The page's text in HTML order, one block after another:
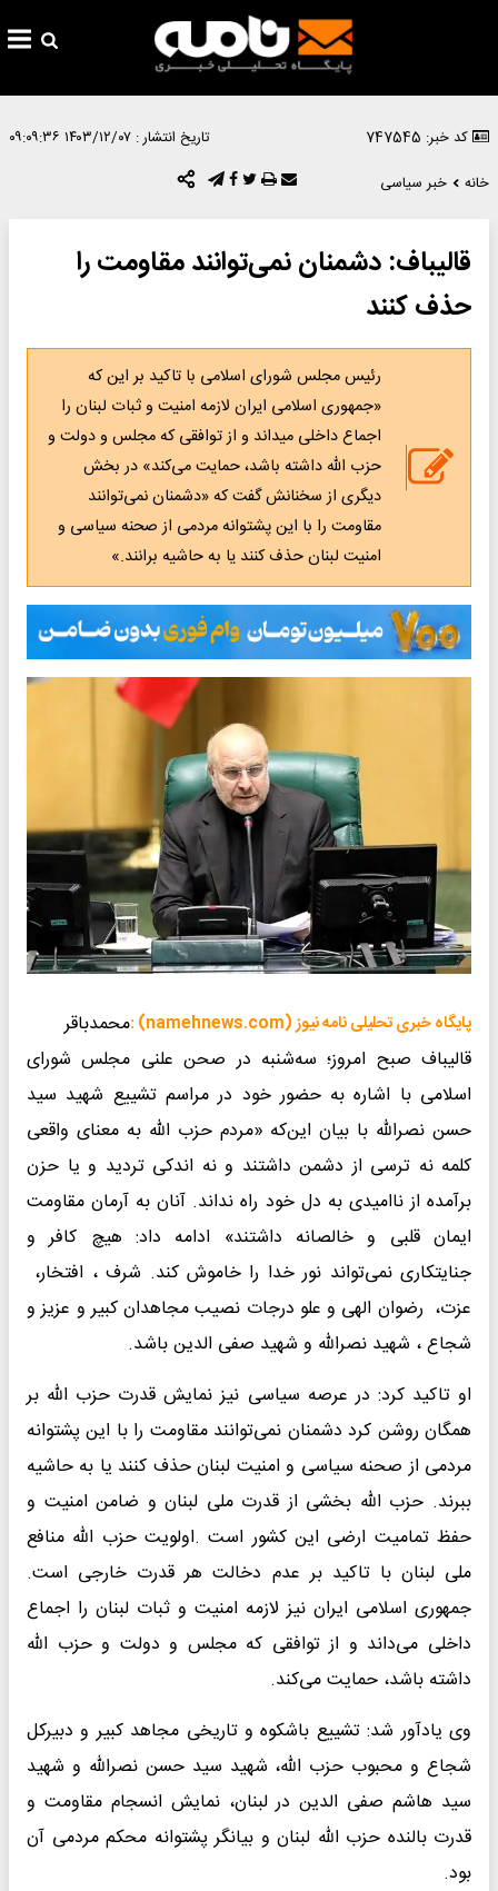
کد خبر: 747545 تاریخ انتشار : ۱۴۰۳/۱۲/۰۷ ۰۹:۰۹:۳۶
خانه
خبر سیاسی
قالیباف: دشمنان نمی‌توانند مقاومت را
حذف کنند
رئیس مجلس شورای اسلامی با تاکید بر این که
«جمهوری اسلامی ایران لازمه امنیت و ثبات لبنان را
اجماع داخلی میداند و از توافقی که مجلس و دولت و
حزب الله داشته باشد، حمایت می‌کند» در بخش
دیگری از سخنانش گفت که «دشمنان نمی‌توانند
مقاومت را با این پشتوانه مردمی از صحنه سیاسی و
امنیت لبنان حذف کنند یا به حاشیه برانند.»
پایگاه خبری تحلیلی نامه نیوز (namehnews.com) :
محمدباقر
قالیباف صبح امروز؛ سه‌شنبه در صحن علنی مجلس شورای
اسلامی با اشاره به حضور خود در مراسم تشییع شهید سید
حسن نصرالله با بیان این‌که «مردم حزب الله به معنای واقعی
کلمه نه ترسی از دشمن داشتند و نه اندکی تردید و یا حزن
برآمده از ناامیدی به دل خود راه نداند. آنان به آرمان مقاومت
ایمان قلبی و خالصانه داشتند» ادامه داد: هیچ کافر و
جنایتکاری نمی‌تواند نور خدا را خاموش کند. شرف ، افتخار،
عزت، رضوان الهی و علو درجات نصیب مجاهدان کبیر و عزیز و
شجاع ، شهید نصرالله و شهید صفی الدین باشد.
او تاکید کرد: در عرصه سیاسی نیز نمایش قدرت حزب الله بر
همگان روشن کرد دشمنان نمی‌توانند مقاومت را با این پشتوانه
مردمی از صحنه سیاسی و امنیت لبنان حذف کنند یا به حاشیه
ببرند. حزب الله بخشی از قدرت ملی لبنان و ضامن امنیت و
حفظ تمامیت ارضی این کشور است .اولویت حزب الله منافع
ملی لبنان با تاکید بر عدم دخالت هر قدرت خارجی است.
جمهوری اسلامی ایران نیز لازمه امنیت و ثبات لبنان را اجماع
داخلی می‌داند و از توافقی که مجلس و دولت و حزب الله
داشته باشد، حمایت می‌کند.
وی یادآور شد: تشییع باشکوه و تاریخی مجاهد کبیر و دبیرکل
شجاع و محبوب حزب الله، شهید سید حسن نصرالله و شهید
سید هاشم صفی الدین در لبنان، نمایش انسجام مقاومت و
قدرت بالنده‌ حزب الله لبنان و بیانگر پشتوانه‌ محکم مردمی آن
بود.